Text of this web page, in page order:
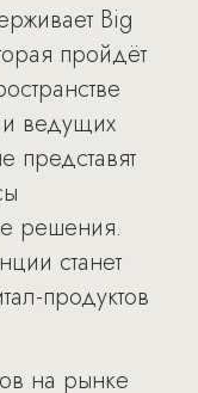
Big
пройдёт
ведущих
представят
решения.
станет
продуктов
на рынке